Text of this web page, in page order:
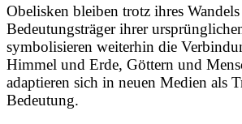
Obelisken bleiben trotz ihres
Bedeutungsträger ihrer
symbolisieren weiterhin die
Himmel und Erde, Göttern und
adaptieren sich in neuen Medien als
Bedeutung.